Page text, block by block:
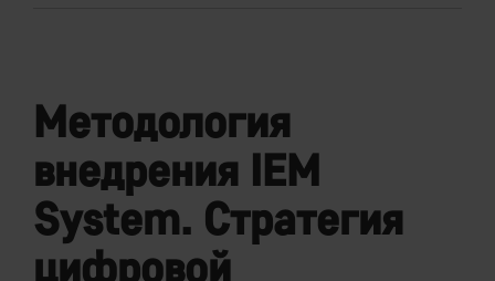
Методология
внедрения IEM
System. Стратегия
цифровой